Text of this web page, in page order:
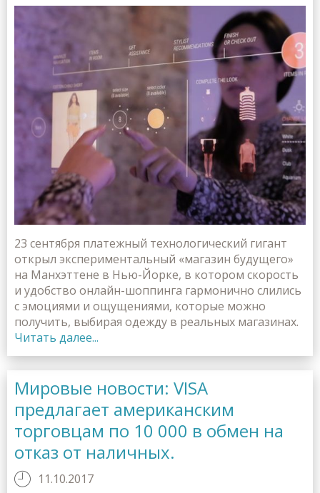
23 сентября платежный технологический гигант
открыл экспериментальный «магазин будущего»
на Манхэттене в Нью-Йорке, в котором скорость
и удобство онлайн-шоппинга гармонично слились
с эмоциями и ощущениями, которые можно
получить, выбирая одежду в реальных магазинах.
Читать далее...
Мировые новости: VISA
предлагает американским
торговцам по 10 000 в обмен на
отказ от наличных.
11.10.2017